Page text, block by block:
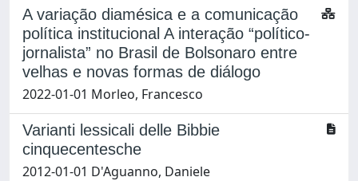
A variação diamésica e a comunicação
política institucional A interação “político-
jornalista” no Brasil de Bolsonaro entre
velhas e novas formas de diálogo
2022-01-01 Morleo, Francesco
Varianti lessicali delle Bibbie
cinquecentesche
2012-01-01 D'Aguanno, Daniele